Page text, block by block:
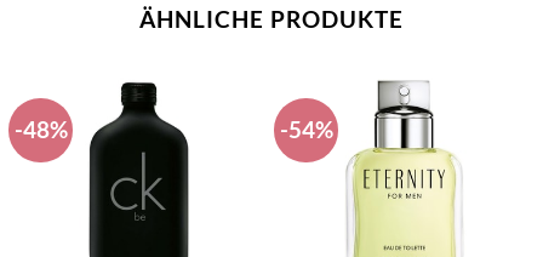
ÄHNLICHE PRODUKTE
-48% -54%